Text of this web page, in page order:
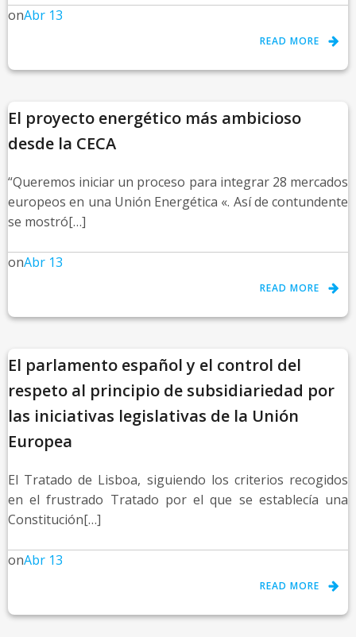
onAbr 13
READ MORE
El proyecto energético más ambicioso
desde la CECA
“Queremos iniciar un proceso para integrar 28 mercados
europeos en una Unión Energética «. Así de contundente
se mostró[…]
onAbr 13
READ MORE
El parlamento español y el control del
respeto al principio de subsidiariedad por
las iniciativas legislativas de la Unión
Europea
El Tratado de Lisboa, siguiendo los criterios recogidos
en el frustrado Tratado por el que se establecía una
Constitución[…]
onAbr 13
READ MORE